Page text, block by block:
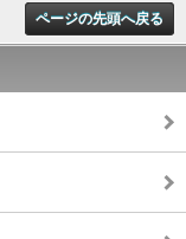
ページの先頭へ戻る